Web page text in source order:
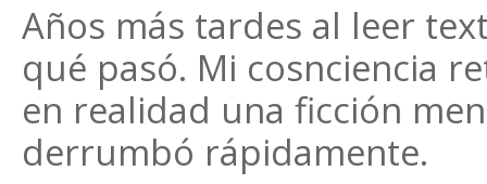
Años más tardes al leer
qué pasó. Mi cosnciencia
en realidad una ficción
derrumbó rápidamente.